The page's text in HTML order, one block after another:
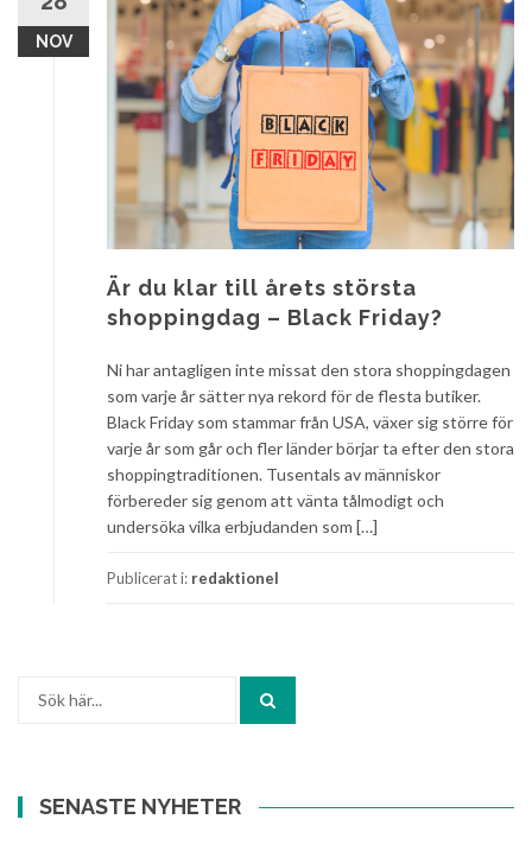
NOV
Är du klar till årets största
shoppingdag – Black Friday?
Ni har antagligen inte missat den stora shoppingdagen
som varje år sätter nya rekord för de flesta butiker.
Black Friday som stammar från USA, växer sig större för
varje år som går och fler länder börjar ta efter den stora
shoppingtraditionen. Tusentals av människor
förbereder sig genom att vänta tålmodigt och
undersöka vilka erbjudanden som […]
Publicerat i: redaktionel
SENASTE NYHETER